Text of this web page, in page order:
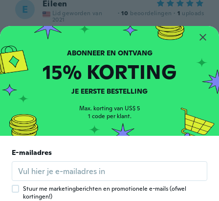
E Eileen
Lid geworden van
2021
· 10 beoordelingen · 1 uploads
ongeveer 4 jaar geleden
N Lid geworden van 2021 · 1 beoordelingen
No es el color que se ve en la foto
ongeveer 4 jaar geleden
S Lid geworden van 2016 289 beoordelingen
uploads
ongeveer 4 jaar geleden
W Wilfredo
Lid geworden van 2018
ABONNEER EN ONTVANG
15% KORTING
JE EERSTE BESTELLING
Max. korting van US$ 5
1 code per klant.
E-mailadres
Stuur me marketingberichten en promotionele e-mails (ofwel
kortingen!)